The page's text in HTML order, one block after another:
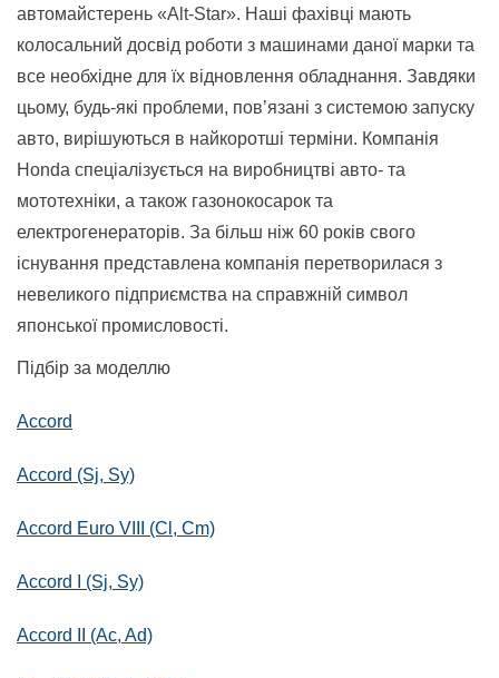
автомайстерень «Alt-Star». Наші фахівці мають
колосальний досвід роботи з машинами даної марки та
все необхідне для їх відновлення обладнання. Завдяки
цьому, будь-які проблеми, пов’язані з системою запуску
авто, вирішуються в найкоротші терміни. Компанія
Honda спеціалізується на виробництві авто- та
мототехніки, а також газонокосарок та
електрогенераторів. За більш ніж 60 років свого
існування представлена компанія перетворилася з
невеликого підприємства на справжній символ
японської промисловості.
Підбір за моделлю
Accord
Accord (Sj, Sy)
Accord Euro VIII (Cl, Cm)
Accord I (Sj, Sy)
Accord II (Ac, Ad)